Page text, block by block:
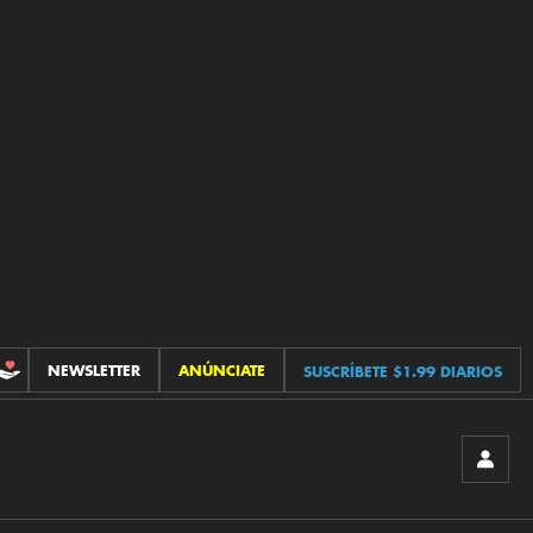
CONTRIBUCIONES
NEWSLETTER ANÚNCIATE SUSCRÍBETE $1.99 DIARIOS